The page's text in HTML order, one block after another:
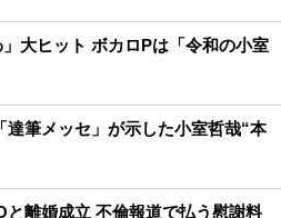
大ヒット ボカロPは「令和の小室
達筆メッセ」が示した小室哲哉“本
と離婚成立 不倫報道で払う慰謝料